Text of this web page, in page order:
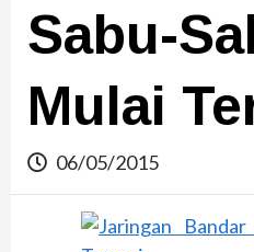
Sabu-
Mulai
06/05/2015